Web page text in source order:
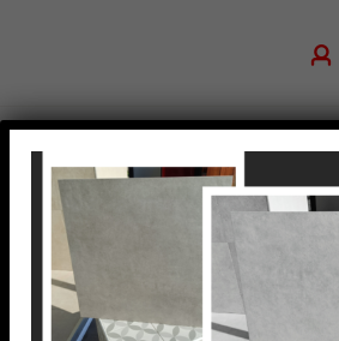
CHI SIAMO
PRODOTTI
REALIZZAZIONI
BLOG